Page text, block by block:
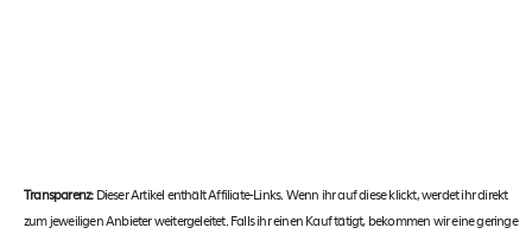
Transparenz:Dieser Artikel enthält Affiliate-Links. Wenn ihr auf diese klickt, werdet ihr direkt
zum jeweiligen Anbieter weitergeleitet. Falls ihr einen Kauf tätigt, bekommen wir eine geringe